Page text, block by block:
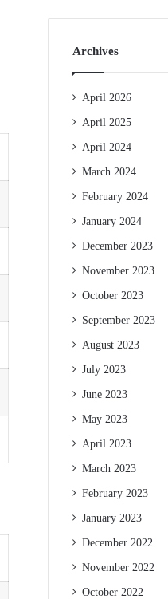
Archives
April 2026
April 2025
April 2024
March 2024
February 2024
January 2024
December 2023
November 2023
October 2023
September 2023
August 2023
July 2023
June 2023
May 2023
April 2023
March 2023
February 2023
January 2023
December 2022
November 2022
October 2022